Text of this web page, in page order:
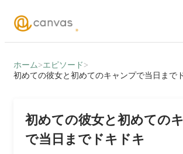
ホーム>エピソード >
初めての彼女と初めてのキャンプで当日まで
初めての彼女と初めての
で当日までドキドキ